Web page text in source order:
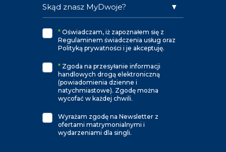
* Oświadczam, iż zapoznałem się z
Regulaminem świadczenia usług oraz
Polityką prywatności i je akceptuję.
* Zgoda na przesyłanie informacji
handlowych drogą elektroniczną
(powiadomienia dzienne i
natychmiastowe). Zgodę można
wycofać w każdej chwili.
Wyrażam zgodę na Newsletter z
ofertami matrymonialnymi i
wydarzeniami dla singli.